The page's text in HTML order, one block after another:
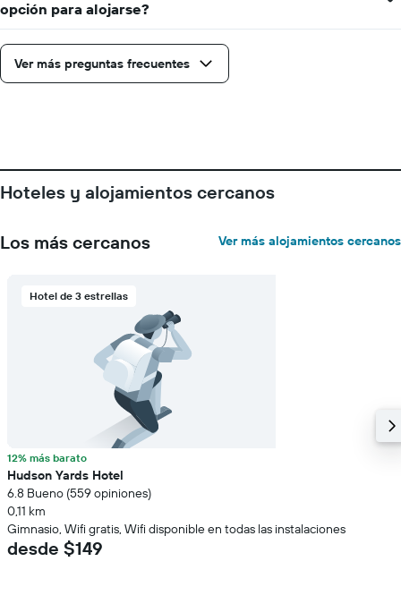
promedio
de
habitación
opción para alojarse?
Ver más preguntas frecuentes
Hoteles y alojamientos cercanos
Los más cercanos Ver más alojamientos cercanos
Hotel de 3 estrellas
12% más barato
Hudson Yards Hotel
6.8 Bueno (559 opiniones)
0,11 km
Gimnasio, Wifi gratis, Wifi disponible en todas las instalaciones
desde $149